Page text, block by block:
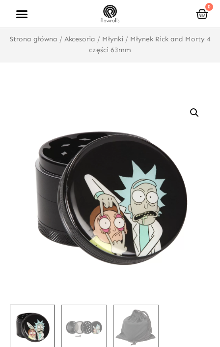
treści
0
Strona główna / Akcesoria / Młynki / Młynek Rick and Morty 4
części 63mm